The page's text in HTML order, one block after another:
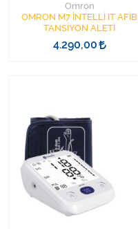
Omron
OMRON M7 İNTELLİ IT AFİB
TANSİYON ALETİ
4.290,00